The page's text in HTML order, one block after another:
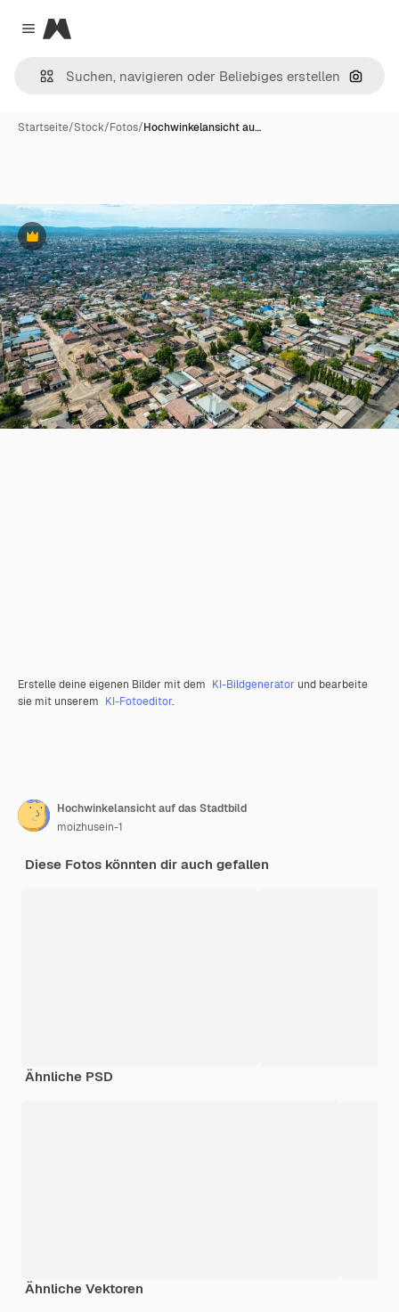
Close menu
Magnific
Nach
Startseite/Stock/Fotos/Hochwinkelansicht au…
Premium
Erstelle deine eigenen Bilder mit dem KI-Bildgenerator und bearbeite
sie mit unserem KI-Fotoeditor.
Hochwinkelansicht auf das Stadtbild
moizhusein-1
Diese Fotos könnten dir auch gefallen
Ähnliche PSD
Ähnliche Vektoren